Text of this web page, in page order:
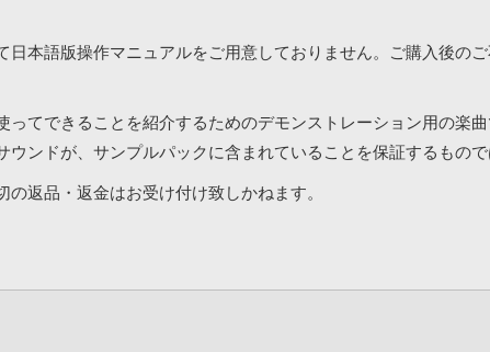
日本語版操作マニュアルをご用意しておりません。ご購入後の
てできることを紹介するためのデモンストレーション用の楽
ンドが、サンプルパックに含まれていることを保証するもので
返品・返金はお受け付け致しかねます。